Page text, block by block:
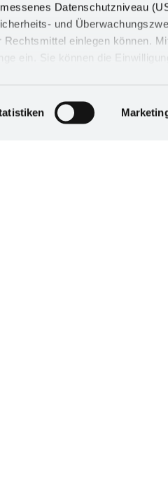
Datenschutzniveau
und
einlegen können.
ein. Sie können die